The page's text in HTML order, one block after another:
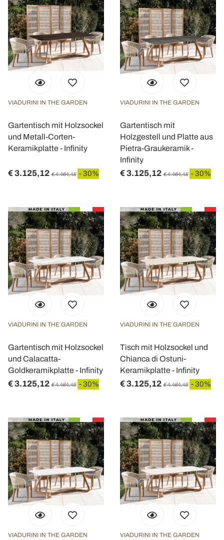
VIADURINI IN THE GARDEN
Gartentisch mit Holzsockel
und Metall-Corten-
Keramikplatte - Infinity
€ 3.125,12 € 4.464,45 - 30%
VIADURINI IN THE GARDEN
Gartentisch mit
Holzgestell und Platte aus
Pietra-Graukeramik -
Infinity
€ 3.125,12 € 4.464,45 - 30%
VIADURINI IN THE GARDEN
Gartentisch mit Holzsockel
und Calacatta-
Goldkeramikplatte - Infinity
€ 3.125,12 € 4.464,45 - 30%
VIADURINI IN THE GARDEN
Tisch mit Holzsockel und
Chianca di Ostuni-
Keramikplatte - Infinity
€ 3.125,12 € 4.464,45 - 30%
VIADURINI IN THE GARDEN VIADURINI IN THE GARDEN